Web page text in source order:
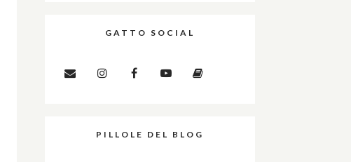
GATTO SOCIAL
PILLOLE DEL BLOG